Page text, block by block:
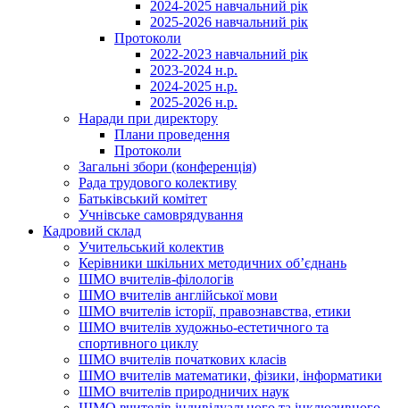
2024-2025 навчальний рік
2025-2026 навчальний рік
Протоколи
2022-2023 навчальний рік
2023-2024 н.р.
2024-2025 н.р.
2025-2026 н.р.
Наради при директору
Плани проведення
Протоколи
Загальні збори (конференція)
Рада трудового колективу
Батьківський комітет
Учнівське самоврядування
Кадровий склад
Учительський колектив
Керівники шкільних методичних об’єднань
ШМО вчителів-філологів
ШМО вчителів англійської мови
ШМО вчителів історії, правознавства, етики
ШМО вчителів художньо-естетичного та
спортивного циклу
ШМО вчителів початкових класів
ШМО вчителів математики, фізики, інформатики
ШМО вчителів природничих наук